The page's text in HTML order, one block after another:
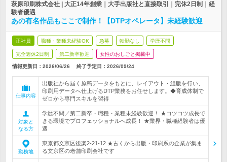
萩原印刷株式会社 | 大正14年創業｜大手出版社と直接取引｜完休2日制｜経
験者優遇
あの有名作品もここで制作！【DTPオペレータ】未経験歓迎
正社員 職種・業種未経験OK 急募 転勤なし 学歴不問
完全週休2日制 第二新卒歓迎 女性のおしごと掲載中
情報更新日：2026/06/26 終了予定日： 2026/09/24
仕事内容
出版社から届く原稿データをもとに、レイアウト・組版を行い、
印刷用データへ仕上げるDTP業務をお任せします。◆育成体制で
ゼロから専門スキルを習得
対象と
なる方
学歴不問／第二新卒・職種・業種未経験歓迎！ ★コツコツ成長で
きる環境でプロフェッショナルへ成長！ ★業界・職種経験者は優
遇
勤務地
東京都文京区後楽2-21-12 ★古くから出版・印刷系の企業が集ま
る文京区の老舗印刷会社です